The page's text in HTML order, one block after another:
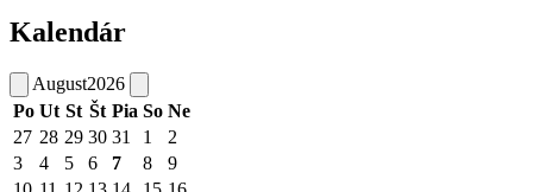
Kalendár
August2026
Po Ut St Št Pia So Ne
27 28 29 30 31 1
2
3
4 5 6 7 8
9